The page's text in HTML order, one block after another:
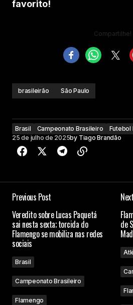
favorito!
Compartilhe!
brasileirão São Paulo
Brasil Campeonato Brasileiro Futebol
25 de julho de 2025by Tiago Brandão
Previous Post
Veredito sobre Lucas Paquetá
sai nesta sexta; torcida do
Flamengo se mobiliza nas redes
sociais
Brasil
Campeonato Brasileiro
Flamengo
de